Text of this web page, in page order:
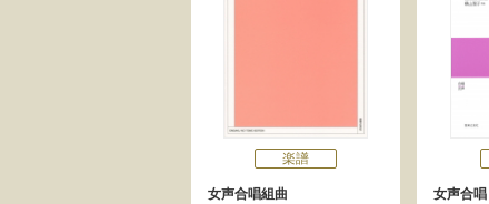
楽譜
女声合唱組曲 女声合